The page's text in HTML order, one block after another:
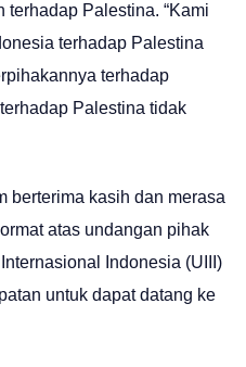
Palestina. “Kami
terhadap Palestina
terhadap
Palestina tidak
berterima kasih dan merasa
atas undangan pihak
Indonesia (UIII)
untuk dapat datang ke